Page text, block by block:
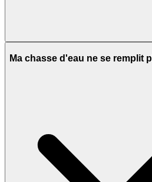
Ma chasse d'eau ne se remplit